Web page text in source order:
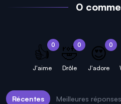
0
0
👍
J'aime
0
🤣
Drôle
0
😍
J'adore
Récentes Meilleures réponses